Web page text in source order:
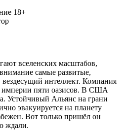
18+
вселенских масштабов,
внимание самые развитые,
интеллект. Компания
империи пяти оазисов. В США
Устойчивый Альянс на грани
эвакуируется на планету
Вот только пришёл он
ждали.